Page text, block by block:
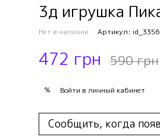
3д игрушка
Нет в наличии Артикул: id_3356
472 грн 590 грн
% Войти в личный кабинет
Сообщить, когда